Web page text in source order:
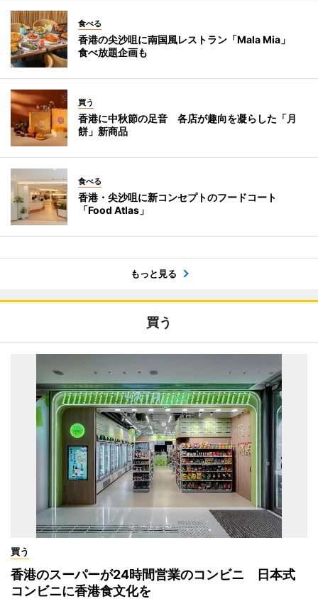
食べる
香港の尖沙咀に南国風レストラン「Mala Mia」
食べ放題企画も
買う
香港に中秋節の足音 各店が趣向を凝らした「月
餅」新商品
食べる
香港・尖沙咀に新コンセプトのフードコート
「Food Atlas」
もっと見る
買う
買う
香港のスーパーが24時間営業のコンビニ 日本式
コンビニに香港食文化を